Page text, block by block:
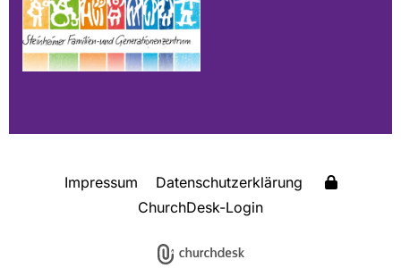
Impressum
Datenschutzerklärung
ChurchDesk-Login